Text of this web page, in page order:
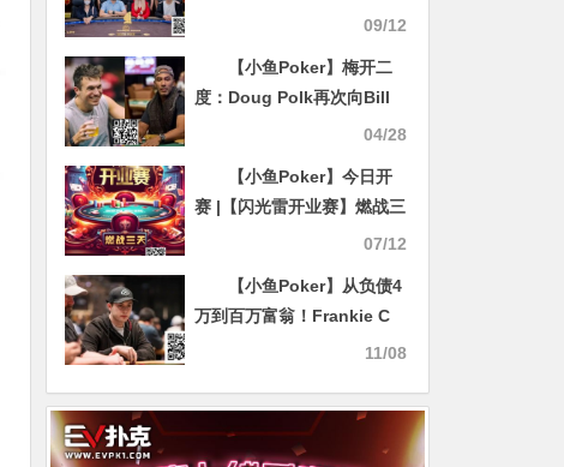
A/B组参赛人次540人，68人
杯，9月9日新增一场豪客赛
09/12
【小鱼Poker】梅开二
度：Doug Polk再次向Bill
Perkins发起20万美元减体
04/28
【小鱼Poker】今日开
赛 |【闪光雷开业赛】燃战三
天！广州闪光雷智竞运动馆
07/12
【小鱼Poker】从负债4
万到百万富翁！Frankie C
的惊天逆袭，CoinMasters
11/08